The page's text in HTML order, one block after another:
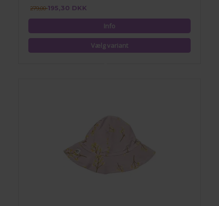
279,00195,30 DKK